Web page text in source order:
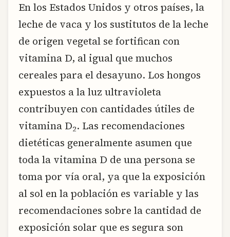
En los Estados Unidos y otros países, la
leche de vaca y los sustitutos de la leche
de origen vegetal se fortifican con
vitamina D, al igual que muchos
cereales para el desayuno. Los hongos
expuestos a la luz ultravioleta
contribuyen con cantidades útiles de
vitamina D2. Las recomendaciones
dietéticas generalmente asumen que
toda la vitamina D de una persona se
toma por vía oral, ya que la exposición
al sol en la población es variable y las
recomendaciones sobre la cantidad de
exposición solar que es segura son